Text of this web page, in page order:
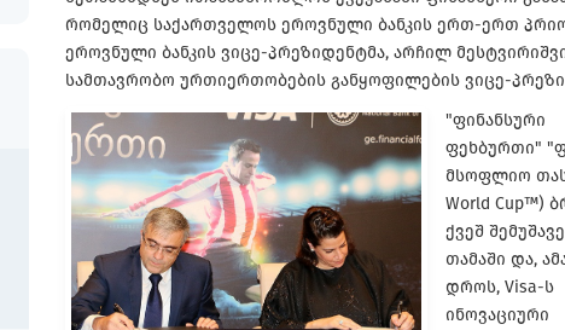
რომელიც საქართველოს ეროვნული ბანკის ერთ-ერთ
ეროვნული ბანკის ვიცე-პრეზიდენტმა, არჩილ
სამთავრობო ურთიერთობების განყოფილების ვიცე-
"ფინანსური
ფეხბურთი"
მსოფლიო
World Cup™)
ქვეშ
თამაში და,
დროს, Visa-ს
ინოვაციური